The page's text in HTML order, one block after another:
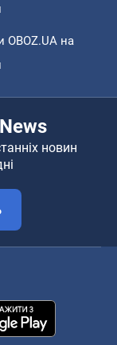
OBOZ.UA на
новин